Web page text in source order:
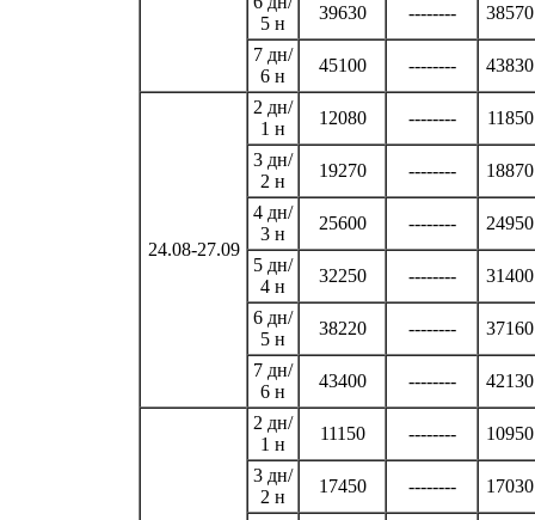
5 н
39630 -------- 38570
7 дн/
6 н
45100 -------- 43830
24.08-27.09
2 дн/
1 н
12080 -------- 11850
3 дн/
2 н
19270 -------- 18870
4 дн/
3 н
25600 -------- 24950
5 дн/
4 н
32250 -------- 31400
6 дн/
5 н
38220 -------- 37160
7 дн/
6 н
43400 -------- 42130
2 дн/
1 н
11150 -------- 10950
3 дн/
2 н
17450 -------- 17030